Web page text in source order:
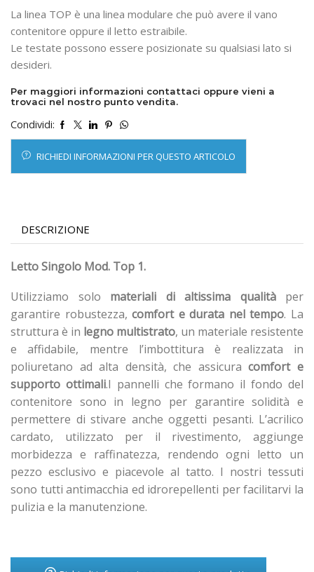
La linea TOP è una linea modulare che può avere il vano
contenitore oppure il letto estraibile.
Le testate possono essere posizionate su qualsiasi lato si
desideri.
Per maggiori informazioni contattaci oppure vieni a
trovaci nel nostro punto vendita.
Condividi:
RICHIEDI INFORMAZIONI PER QUESTO ARTICOLO
DESCRIZIONE
Letto Singolo Mod. Top 1.
Utilizziamo solo materiali di altissima qualitàper
garantire robustezza,comfort e durata nel tempo. La
struttura è in legno multistrato, un materiale resistente
e affidabile, mentre l’imbottitura è realizzata in
poliuretano ad alta densità, che assicuracomfort e
supporto ottimali.I pannelli che formano il fondo del
contenitore sono in legno per garantire solidità e
permettere di stivare anche oggetti pesanti. L’acrilico
cardato, utilizzato per il rivestimento, aggiunge
morbidezza e raffinatezza, rendendo ogni letto un
pezzo esclusivo e piacevole al tatto. I nostri tessuti
sono tutti antimacchia ed idrorepellenti per facilitarvi la
pulizia e la manutenzione.